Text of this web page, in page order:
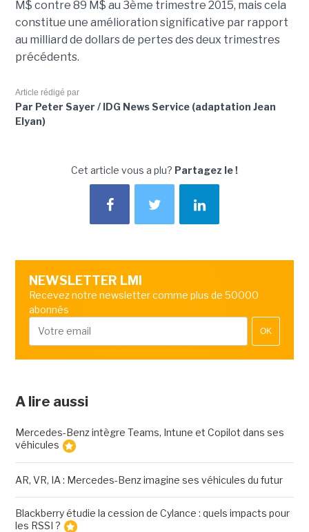
M$ contre 89 M$ au 3ème trimestre 2015, mais cela
constitue une amélioration significative par rapport
au milliard de dollars de pertes des deux trimestres
précédents.
Article rédigé par
Par Peter Sayer / IDG News Service (adaptation Jean
Elyan)
Cet article vous a plu? Partagez le !
NEWSLETTER LMI
Recevez notre newsletter comme plus de 50000
abonnés
OK
A lire aussi
Mercedes-Benz intègre Teams, Intune et Copilot dans ses
véhicules
AR, VR, IA : Mercedes-Benz imagine ses véhicules du futur
Blackberry étudie la cession de Cylance : quels impacts pour
les RSSI ?